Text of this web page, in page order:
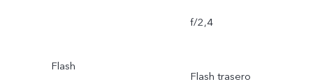
f/2,4
Flash
Flash trasero